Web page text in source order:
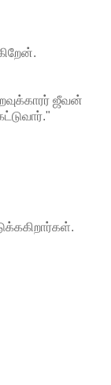
ஜீவன்